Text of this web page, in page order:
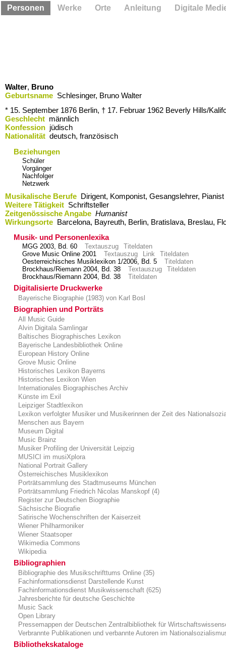
Walter, Bruno
Geburtsname Schlesinger, Bruno Walter
* 15. September 1876 Berlin, † 17. Februar 1962 Beverly Hills/
Geschlecht männlich
Konfession jüdisch
Nationalität deutsch, französisch
Beziehungen
Schüler
Vorgänger
Nachfolger
Netzwerk
Musikalische Berufe Dirigent, Komponist, Gesangslehrer, Pianist
Weitere Tätigkeit Schriftsteller
Zeitgenössische Angabe Humanist
Wirkungsorte Barcelona,​ Bayreuth,​ Berlin,​ Bratislava,​ Breslau,​
Musik- und Personenlexika
MGG 2003, Bd. 60 Textauszug
Titeldaten
Grove Music Online 2001
Textauszug Link
Titeldaten
Oesterreichisches Musiklexikon 1/2006, Bd. 5
Titeldaten
Brockhaus/Riemann 2004, Bd. 38
Textauszug
Titeldaten
Brockhaus/Riemann 2004, Bd. 38
Titeldaten
Digitalisierte Druckwerke
Bayerische Biographie (1983) von Karl Bosl
Biographien und Porträts
All Music Guide
Alvin Digitala Samlingar
Baltisches Biographisches Lexikon
Bayerische Landesbibliothek Online
European History Online
Grove Music Online
Historisches Lexikon Bayerns
Historisches Lexikon Wien
Internationales Biographisches Archiv
Künste im Exil
Leipziger Stadtlexikon
Lexikon verfolgter Musiker und Musikerinnen der Zeit des
Menschen aus Bayern
Museum Digital
Music Brainz
Musiker Profiling der Universität Leipzig
MUSICI im musiXplora
National Portrait Gallery
Österreichisches Musiklexikon
Porträtsammlung des Stadtmuseums München
Porträtsammlung Friedrich Nicolas Manskopf (4)
Register zur Deutschen Biographie
Sächsische Biografie
Satirische Wochenschriften der Kaiserzeit
Wiener Philharmoniker
Wiener Staatsoper
Wikimedia Commons
Wikipedia
Bibliographien
Bibliographie des Musikschrifttums Online (35)
Fachinformationsdienst Darstellende Kunst
Fachinformationsdienst Musikwissenschaft (625)
Jahresberichte für deutsche Geschichte
Music Sack
Open Library
Pressemappen der Deutschen Zentralbibliothek für
Verbrannte Publikationen und verbannte Autoren im
Bibliothekskataloge
Personen Werke Orte Anleitung Digitale